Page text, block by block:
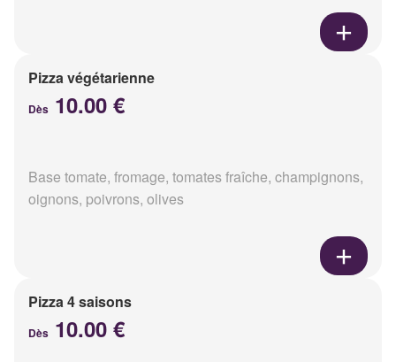
Pizza végétarienne
Dès 10.00 €
Base tomate, fromage, tomates fraîche, champignons,
oignons, poivrons, olives
Pizza 4 saisons
Dès 10.00 €